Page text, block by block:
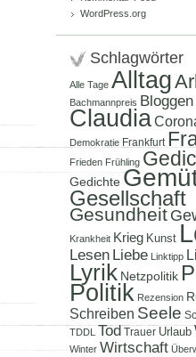
WordPress.org
Schlagwörter
Alle Tage Alltag
Bachmannpreis Bloggen
Claudia
Demokratie Frankfurt
Frieden Frühling
Gedichte
Gesellschaft
Gesundheit
Krankheit Krieg Kunst
Lesen Liebe Linktipp
Lyrik Netzpolitik
Politik Rezension
Schreiben Seele
TDDL Tod Trauer Urlaub
Winter Wirtschaft